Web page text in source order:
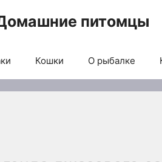
питомцы
Кошки О рыбалке